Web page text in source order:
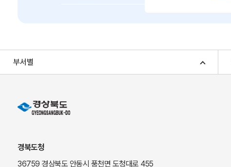
부서별
경북도청
36759 경상북도 안동시 풍천면 도청대로 455